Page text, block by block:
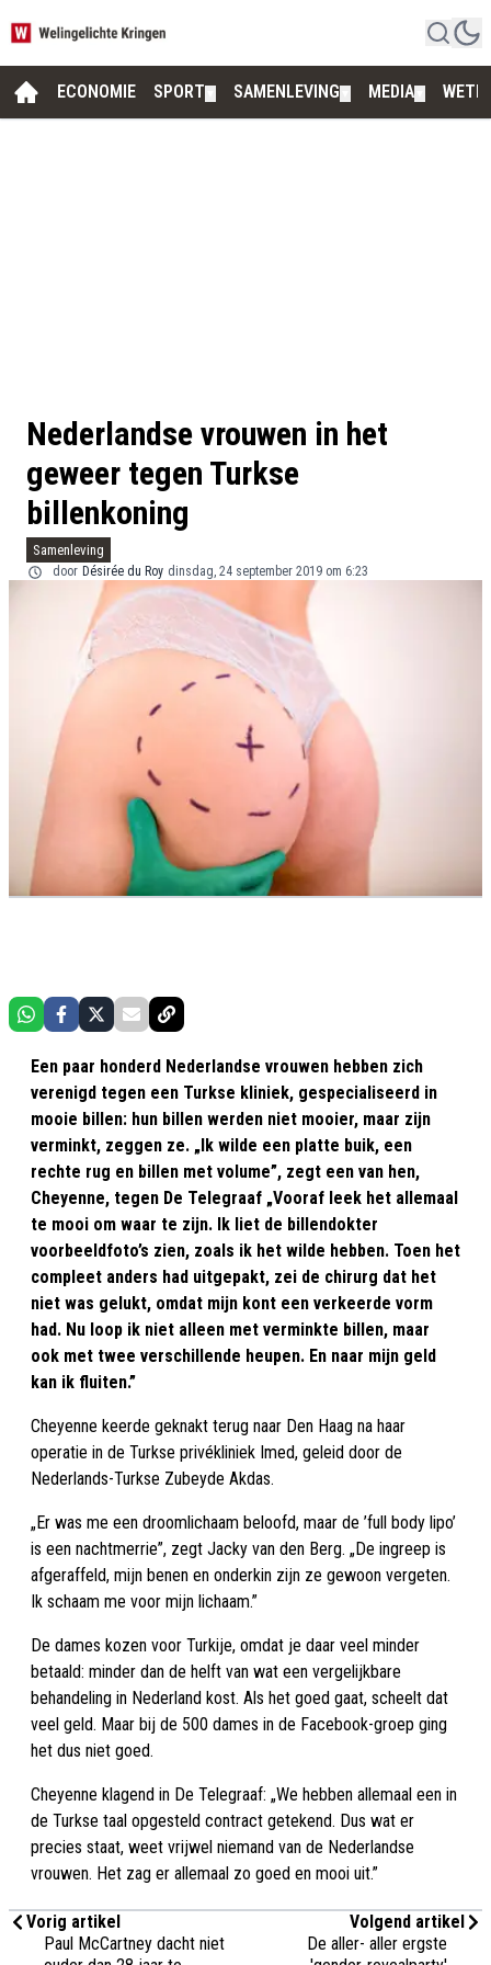
ECONOMIE SPORT SAMENLEVING MEDIA
Nederlandse vrouwen in het
geweer tegen Turkse
billenkoning
Samenleving
door Désirée du Roy dinsdag, 24 september 2019 om 6:23
Een paar honderd Nederlandse vrouwen hebben zich
verenigd tegen een Turkse kliniek, gespecialiseerd in
mooie billen: hun billen werden niet mooier, maar zijn
verminkt, zeggen ze. „Ik wilde een platte buik, een
rechte rug en billen met volume”, zegt een van hen,
Cheyenne, tegen De Telegraaf „Vooraf leek het allemaal
te mooi om waar te zijn. Ik liet de billendokter
voorbeeldfoto’s zien, zoals ik het wilde hebben. Toen het
compleet anders had uitgepakt, zei de chirurg dat het
niet was gelukt, omdat mijn kont een verkeerde vorm
had. Nu loop ik niet alleen met verminkte billen, maar
ook met twee verschillende heupen. En naar mijn geld
kan ik fluiten.”
Cheyenne keerde geknakt terug naar Den Haag na haar
operatie in de Turkse privékliniek Imed, geleid door de
Nederlands-Turkse Zubeyde Akdas.
„Er was me een droomlichaam beloofd, maar de ’full body lipo’
is een nachtmerrie”, zegt Jacky van den Berg. „De ingreep is
afgeraffeld, mijn benen en onderkin zijn ze gewoon vergeten.
Ik schaam me voor mijn lichaam.”
De dames kozen voor Turkije, omdat je daar veel minder
betaald: minder dan de helft van wat een vergelijkbare
behandeling in Nederland kost. Als het goed gaat, scheelt dat
veel geld. Maar bij de 500 dames in de Facebook-groep ging
het dus niet goed.
Cheyenne klagend in De Telegraaf: „We hebben allemaal een in
de Turkse taal opgesteld contract getekend. Dus wat er
precies staat, weet vrijwel niemand van de Nederlandse
vrouwen. Het zag er allemaal zo goed en mooi uit.”
Vorig artikel
Paul McCartney dacht niet
Volgend artikel
De aller- aller ergste